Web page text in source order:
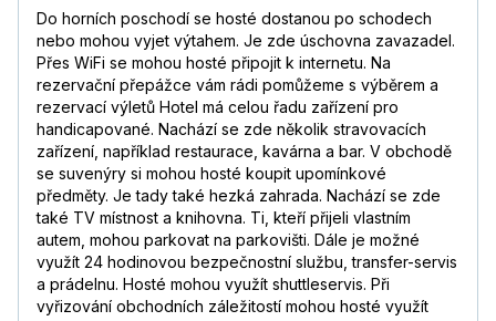
Do horních poschodí se hosté dostanou po schodech
nebo mohou vyjet výtahem. Je zde úschovna zavazadel.
Přes WiFi se mohou hosté připojit k internetu. Na
rezervační přepážce vám rádi pomůžeme s výběrem a
rezervací výletů Hotel má celou řadu zařízení pro
handicapované. Nachází se zde několik stravovacích
zařízení, například restaurace, kavárna a bar. V obchodě
se suvenýry si mohou hosté koupit upomínkové
předměty. Je tady také hezká zahrada. Nachází se zde
také TV místnost a knihovna. Ti, kteří přijeli vlastním
autem, mohou parkovat na parkovišti. Dále je možné
využít 24 hodinovou bezpečnostní službu, transfer-servis
a prádelnu. Hosté mohou využít shuttleservis. Při
vyřizování obchodních záležitostí mohou hosté využít